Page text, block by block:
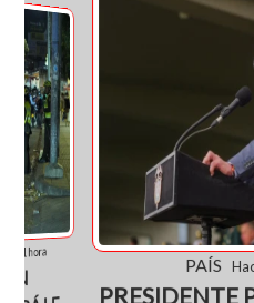
1 hora
PAÍS
PRESIDENTE